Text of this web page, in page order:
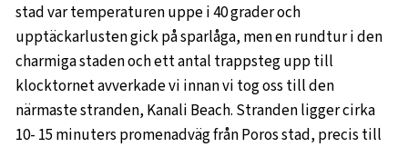
stad var temperaturen uppe i 40 grader och
upptäckarlusten gick på sparlåga, men en rundtur i den
charmiga staden och ett antal trappsteg upp till
klocktornet avverkade vi innan vi tog oss till den
närmaste stranden, Kanali Beach. Stranden ligger cirka
10- 15 minuters promenadväg från Poros stad, precis till